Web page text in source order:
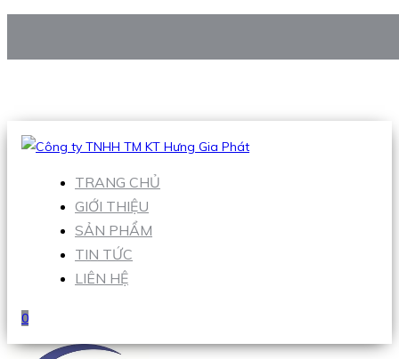
Hotline:0938 906 663
TRANG CHỦ
GIỚI THIỆU
SẢN PHẨM
TIN TỨC
LIÊN HỆ
0